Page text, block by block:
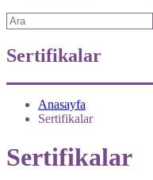
Sertifikalar
Anasayfa
Sertifikalar
Sertifikalar